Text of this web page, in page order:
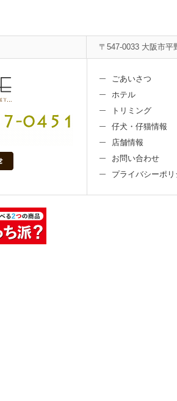
〒547-0033 大阪市平
ごあいさつ
ホテル
トリミング
仔犬・仔猫情報
店舗情報
お問い合わせ
プライバシーポリ